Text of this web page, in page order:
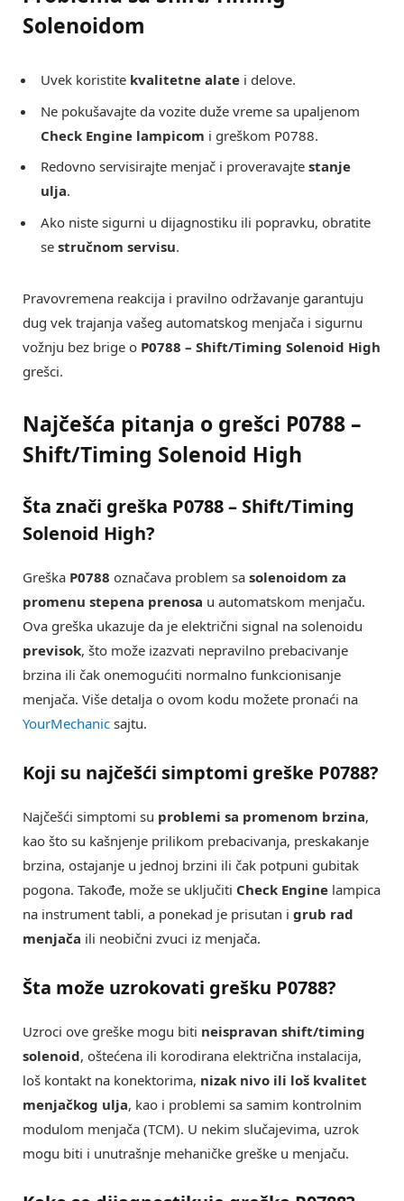
Solenoidom
Uvek koristite kvalitetne alate i delove.
Ne pokušavajte da vozite duže vreme sa upaljenom
Check Engine lampicom i greškom P0788.
Redovno servisirajte menjač i proveravajte stanje
ulja.
Ako niste sigurni u dijagnostiku ili popravku, obratite
se stručnom servisu.
Pravovremena reakcija i pravilno održavanje garantuju
dug vek trajanja vašeg automatskog menjača i sigurnu
vožnju bez brige o P0788 – Shift/Timing Solenoid High
grešci.
Najčešća pitanja o grešci P0788 –
Shift/Timing Solenoid High
Šta znači greška P0788 – Shift/Timing
Solenoid High?
Greška P0788 označava problem sa solenoidom za
promenu stepena prenosa u automatskom menjaču.
Ova greška ukazuje da je električni signal na solenoidu
previsok, što može izazvati nepravilno prebacivanje
brzina ili čak onemogućiti normalno funkcionisanje
menjača. Više detalja o ovom kodu možete pronaći na
YourMechanic sajtu.
Koji su najčešći simptomi greške P0788?
Najčešći simptomi su problemi sa promenom brzina,
kao što su kašnjenje prilikom prebacivanja, preskakanje
brzina, ostajanje u jednoj brzini ili čak potpuni gubitak
pogona. Takođe, može se uključiti Check Engine lampica
na instrument tabli, a ponekad je prisutan i grub rad
menjača ili neobični zvuci iz menjača.
Šta može uzrokovati grešku P0788?
Uzroci ove greške mogu biti neispravan shift/timing
solenoid, oštećena ili korodirana električna instalacija,
loš kontakt na konektorima, nizak nivo ili loš kvalitet
menjačkog ulja, kao i problemi sa samim kontrolnim
modulom menjača (TCM). U nekim slučajevima, uzrok
mogu biti i unutrašnje mehaničke greške u menjaču.